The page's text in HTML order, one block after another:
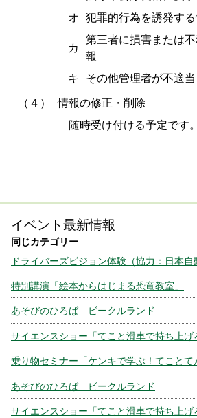
オ 犯罪的行為を誘発す
カ
第三者に損害または
報
キ その他管理者が不適
（４）
情報の修正・削除
随時受け付ける予定です。
イベント最新情報
ドライバーズビジョン体験（協力：日本自
特別講演「絵本からはじまる恐竜教室」
あそびのひろば ビークルランド
サイエンスショー「てこと滑車で持ち上げ
乗り物セミナー「ケンキで学ぶ！てことて
あそびのひろば ビークルランド
サイエンスショー「てこと滑車で持ち上げ